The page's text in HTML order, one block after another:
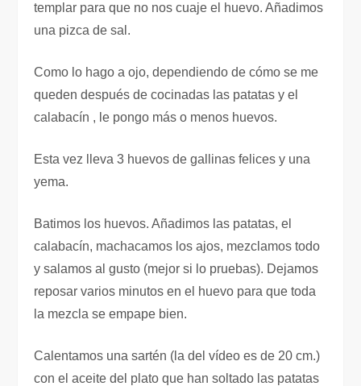
templar para que no nos cuaje el huevo. Añadimos
una pizca de sal.
Como lo hago a ojo, dependiendo de cómo se me
queden después de cocinadas las patatas y el
calabacín , le pongo más o menos huevos.
Esta vez lleva 3 huevos de gallinas felices y una
yema.
Batimos los huevos. Añadimos las patatas, el
calabacín, machacamos los ajos, mezclamos todo
y salamos al gusto (mejor si lo pruebas). Dejamos
reposar varios minutos en el huevo para que toda
la mezcla se empape bien.
Calentamos una sartén (la del vídeo es de 20 cm.)
con el aceite del plato que han soltado las patatas